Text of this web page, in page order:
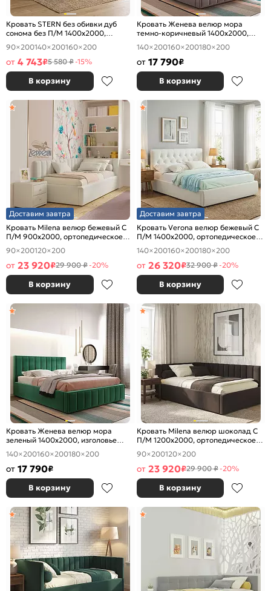
Кровать STERN без обивки дуб
сонома без П/М 1400x2000,
изголовье жесткое
90×200140×200160×200
от 4 743₽5 580 ₽-15%
В корзину
Кровать Женева велюр мора
темно-коричневый 1400x2000,
изголовье мягкое
140×200160×200180×200
от 17 790₽
В корзину
Доставим завтра
Кровать Milena велюр бежевый С
П/М 900x2000, ортопедическое
основание, изголовье мягкое
90×200120×200
от 23 920₽29 900 ₽-20%
В корзину
Доставим завтра
Кровать Verona велюр бежевый С
П/М 1400x2000, ортопедическое
основание, изголовье мягкое
140×200160×200180×200
от 26 320₽32 900 ₽-20%
В корзину
Кровать Женева велюр мора
зеленый 1400x2000, изголовье
мягкое
140×200160×200180×200
от 17 790₽
В корзину
Кровать Milena велюр шоколад С
П/М 1200x2000, ортопедическое
основание, изголовье мягкое
90×200120×200
от 23 920₽29 900 ₽-20%
В корзину